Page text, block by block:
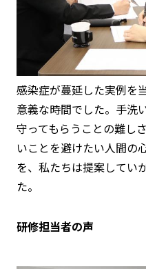
感染症が蔓延した実例を
意義な時間でした。手洗
守ってもらうことの難し
いことを避けたい人間の
を、私たちは提案してい
た。
研修担当者の声